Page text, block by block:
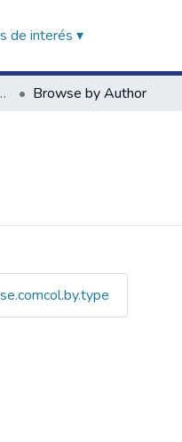
de interés ▾
de la Calidad Browse by Author
by Author